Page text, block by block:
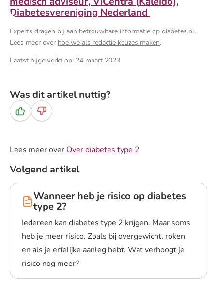
Diabetesvereniging Nederland
Experts dragen bij aan betrouwbare informatie op diabetes.nl.
Lees meer over hoe we als redactie keuzes maken.
Laatst bijgewerkt op: 24 maart 2023
Was dit artikel nuttig?
Ja Nee
Lees meer over Over diabetes type 2
Volgend artikel
Wanneer heb je risico op diabetes
type 2?
Iedereen kan diabetes type 2 krijgen. Maar soms
heb je meer risico. Zoals bij overgewicht, roken
en als je erfelijke aanleg hebt. Wat verhoogt je
risico nog meer?
Lees meer over Wanneer heb je risico op diabetes type